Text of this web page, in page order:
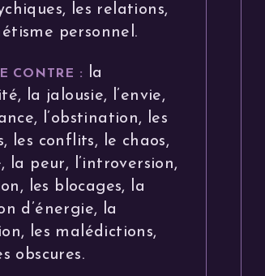
les relations,
personnel.
CONTRE :
la
la jalousie, l’envie,
l’obstination, les
les conflits, le chaos,
la peur, l’introversion,
les blocages, la
d’énergie, la
les malédictions,
obscures.